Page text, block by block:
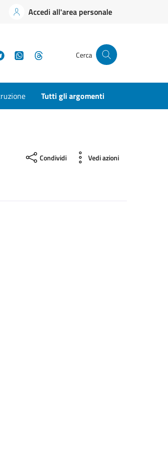
Accedi all'area personale
TelegramWhatsApp Cerca
Tutti gli argomenti
Condividi Vedi azioni